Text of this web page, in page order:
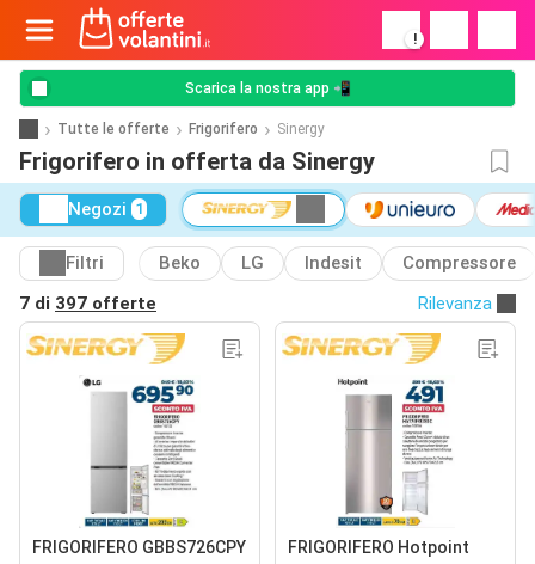
!
Scarica la nostra app 📲
Tutte le offerte Frigorifero Sinergy
Frigorifero in offerta da Sinergy
Negozi 1
Filtri Beko LG Indesit
Compressore
7 di 397 offerte Rilevanza
FRIGORIFERO GBBS726CPY FRIGORIFERO Hotpoint